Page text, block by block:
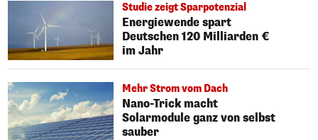
Studie zeigt Sparpotenzial
Energiewende spart
Deutschen 120 Milliarden €
im Jahr
Mehr Strom vom Dach
Nano-Trick macht
Solarmodule ganz von selbst
sauber